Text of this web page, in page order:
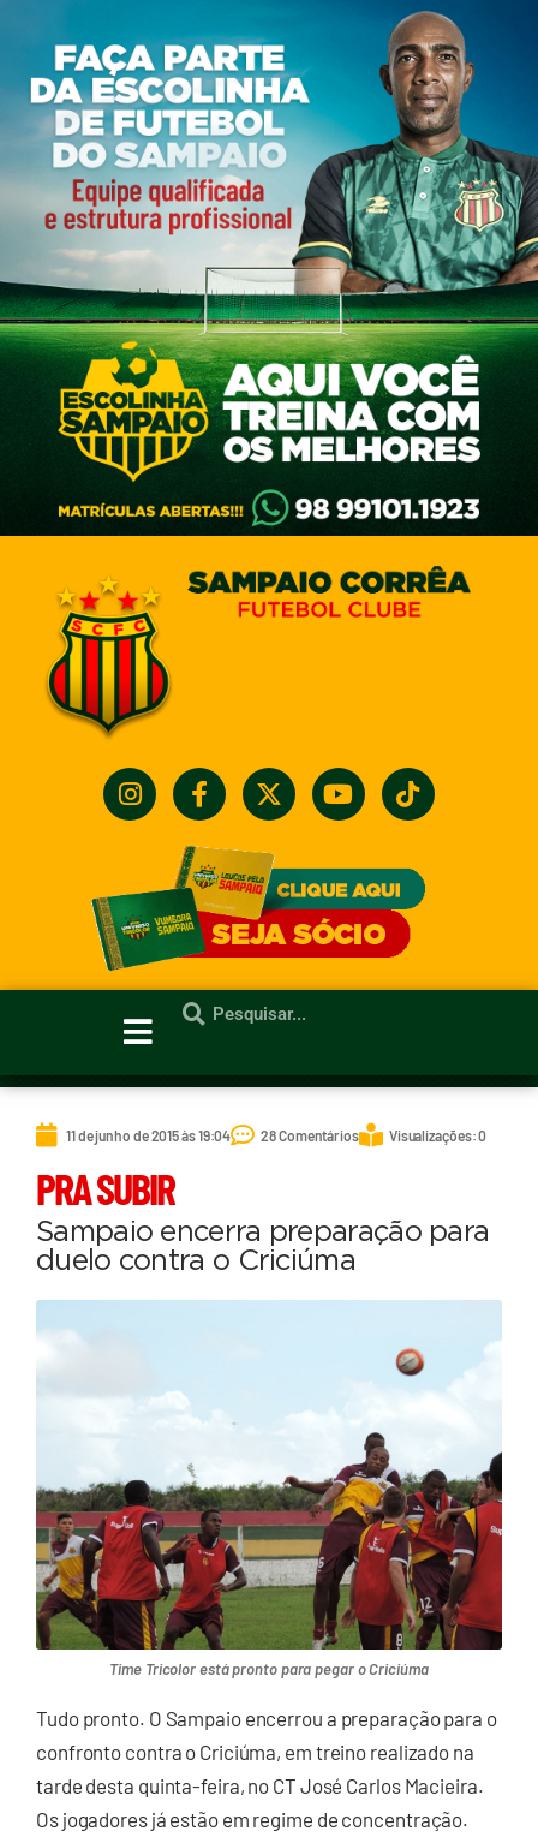
11 de junho de 2015 às 19:04 28 Comentários Visualizações: 0
PRA SUBIR
Sampaio encerra preparação para
duelo contra o Criciúma
Time Tricolor está pronto para pegar o Criciúma
Tudo pronto. O Sampaio encerrou a preparação para o
confronto contra o Criciúma, em treino realizado na
tarde desta quinta-feira, no CT José Carlos Macieira.
Os jogadores já estão em regime de concentração.